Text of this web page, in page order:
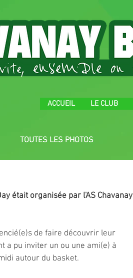
ACCUEIL LE CLUB
TOUTES LES PHOTOS
était organisée par l'AS Chavanay
de faire découvrir leur
a pu inviter un ou une ami(e) à
autour du basket.